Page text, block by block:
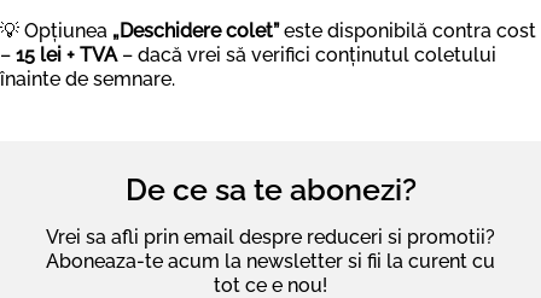
💡 Opțiunea „Deschidere colet”este disponibilă contra cost
– 15 lei + TVA– dacă vrei să verifici conținutul coletului
înainte de semnare.
De ce sa te abonezi?
Vrei sa afli prin email despre reduceri si promotii?
Aboneaza-te acum la newsletter si fii la curent cu
tot ce e nou!